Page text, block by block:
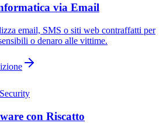
via Email
email, SMS o siti web contraffatti per
o denaro alle vittime.
con Riscatto